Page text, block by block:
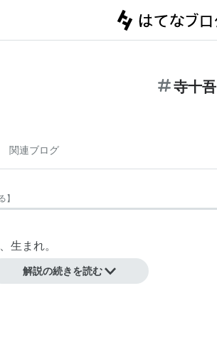
寺十吾
関連ブログ
】
生まれ。
解説の続きを読む